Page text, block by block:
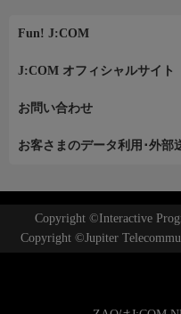
Fun! J:COM
J:COM オフィシャルサイト
お問い合わせ
お客さまのデータ利用･外部
Copyright ©Interactive
Copyright ©Jupiter